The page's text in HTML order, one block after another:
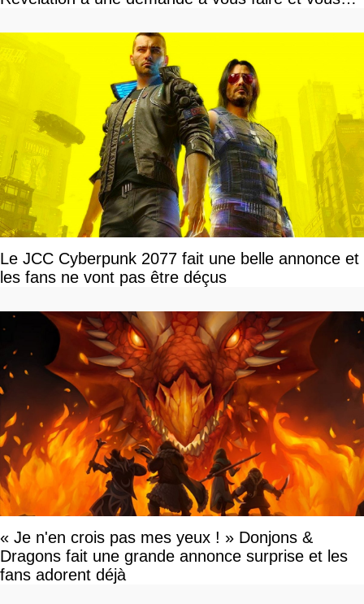
Le JCC Cyberpunk 2077 fait une belle annonce et
les fans ne vont pas être déçus
« Je n'en crois pas mes yeux ! » Donjons &
Dragons fait une grande annonce surprise et les
fans adorent déjà